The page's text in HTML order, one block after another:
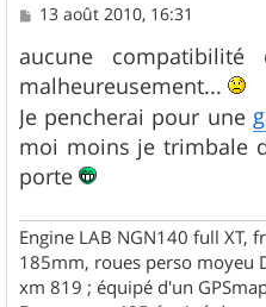
M
s
s
a
g
e
13 août 2010, 16:31
aucune
malheureusement...
Je pencherai pour une
moi moins je trimbale
porte
Engine LAB NGN140 full XT,
185mm, roues perso moyeu
xm 819 ; équipé d'un